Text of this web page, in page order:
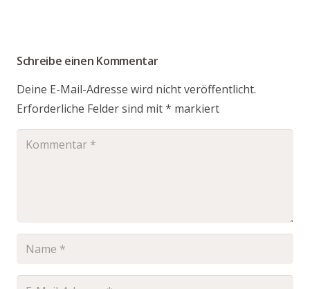
Schreibe einen Kommentar
Deine E-Mail-Adresse wird nicht veröffentlicht.
Erforderliche Felder sind mit* markiert